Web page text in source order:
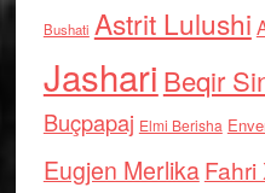
Bushati Astrit Lulushi
Jashari Beqir
Buçpapaj Elmi Berisha
Eugjen MerlikaFahri